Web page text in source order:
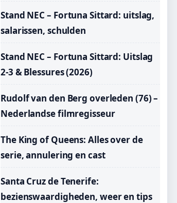
Stand NEC – Fortuna Sittard: uitslag,
salarissen, schulden
Stand NEC – Fortuna Sittard: Uitslag
2-3 & Blessures (2026)
Rudolf van den Berg overleden (76) –
Nederlandse filmregisseur
The King of Queens: Alles over de
serie, annulering en cast
Santa Cruz de Tenerife:
bezienswaardigheden, weer en tips